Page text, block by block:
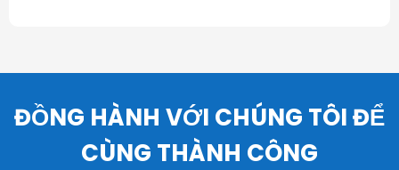
ĐỒNG HÀNH VỚI CHÚNG TÔI ĐỂ
CÙNG THÀNH CÔNG